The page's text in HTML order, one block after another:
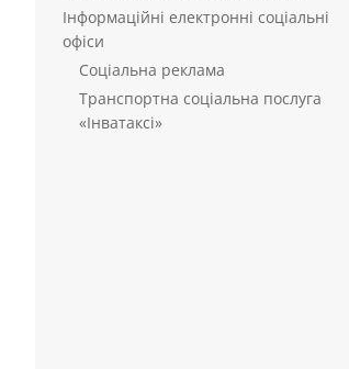
Інформаційні електронні соціальні
офіси
Соціальна реклама
Транспортна соціальна послуга
«Інватаксі»